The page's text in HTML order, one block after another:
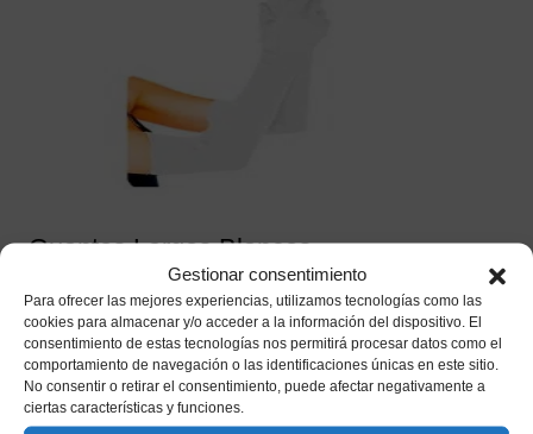
Gestionar consentimiento
Para ofrecer las mejores experiencias, utilizamos tecnologías como las
cookies para almacenar y/o acceder a la información del dispositivo. El
consentimiento de estas tecnologías nos permitirá procesar datos como el
comportamiento de navegación o las identificaciones únicas en este sitio.
No consentir o retirar el consentimiento, puede afectar negativamente a
ciertas características y funciones.
Guantes Largos Blancos
4,65€ IVA incluido
Añadir a mi lista de deseos